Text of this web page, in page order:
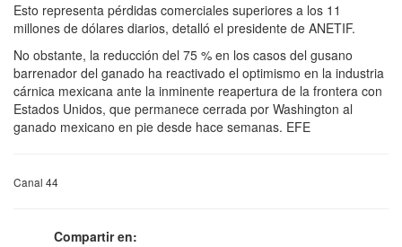
Esto representa pérdidas comerciales superiores a los 11
millones de dólares diarios, detalló el presidente de ANETIF.
No obstante, la reducción del 75 % en los casos del gusano
barrenador del ganado ha reactivado el optimismo en la industria
cárnica mexicana ante la inminente reapertura de la frontera con
Estados Unidos, que permanece cerrada por Washington al
ganado mexicano en pie desde hace semanas. EFE
Canal 44
Compartir en: